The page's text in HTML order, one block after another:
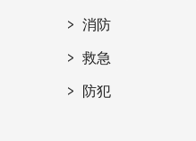
消防
救急
防犯